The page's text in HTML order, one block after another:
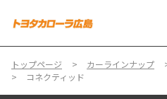
トップページ カーラインナップ
コネクティッド